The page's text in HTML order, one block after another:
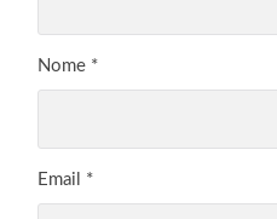
Nome *
Email *